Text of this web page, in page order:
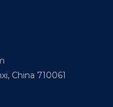
China 710061